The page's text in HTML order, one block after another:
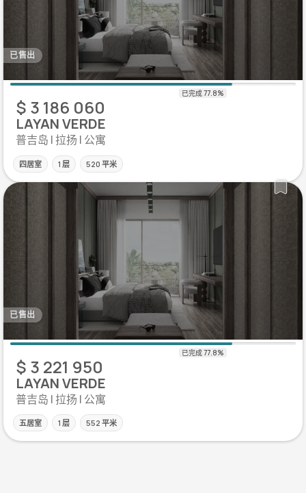
已售出
$ 3 186 060
LAYAN VERDE
普吉岛 | 拉扬 | 公寓
四居室 1 层 520 平米
已售出
$ 3 221 950
LAYAN VERDE
普吉岛 | 拉扬 | 公寓
五居室 1 层 552 平米